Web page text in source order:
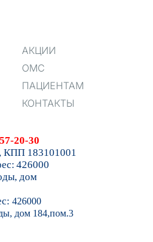
АКЦИИ
ОМС
ПАЦИЕНТАМ
КОНТАКТЫ
20-30
183101001
426000
дом
426000
дом 184,пом.3